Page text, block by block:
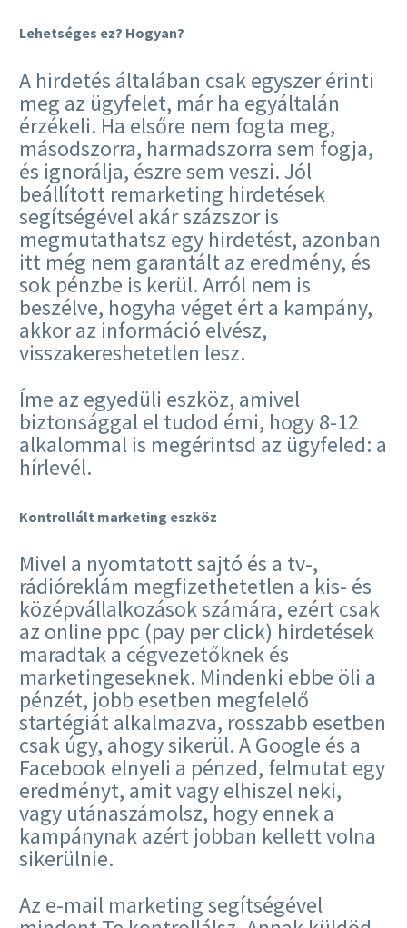
Lehetséges ez? Hogyan?
A hirdetés általában csak egyszer érinti
meg az ügyfelet, már ha egyáltalán
érzékeli. Ha elsőre nem fogta meg,
másodszorra, harmadszorra sem fogja,
és ignorálja, észre sem veszi. Jól
beállított remarketing hirdetések
segítségével akár százszor is
megmutathatsz egy hirdetést, azonban
itt még nem garantált az eredmény, és
sok pénzbe is kerül. Arról nem is
beszélve, hogyha véget ért a kampány,
akkor az információ elvész,
visszakereshetetlen lesz.
Íme az egyedüli eszköz, amivel
biztonsággal el tudod érni, hogy 8-12
alkalommal is megérintsd az ügyfeled: a
hírlevél.
Kontrollált marketing eszköz
Mivel a nyomtatott sajtó és a tv-,
rádióreklám megfizethetetlen a kis- és
középvállalkozások számára, ezért csak
az online ppc (pay per click) hirdetések
maradtak a cégvezetőknek és
marketingeseknek. Mindenki ebbe öli a
pénzét, jobb esetben megfelelő
startégiát alkalmazva, rosszabb esetben
csak úgy, ahogy sikerül. A Google és a
Facebook elnyeli a pénzed, felmutat egy
eredményt, amit vagy elhiszel neki,
vagy utánaszámolsz, hogy ennek a
kampánynak azért jobban kellett volna
sikerülnie.
Az e-mail marketing segítségével